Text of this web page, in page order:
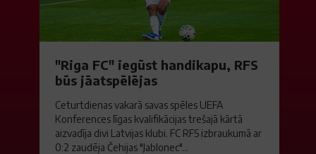
"Riga FC" iegūst handikapu, RFS
būs jāatspēlējas
Ceturtdienas vakarā savas spēles UEFA
Konferences līgas kvalifikācijas trešajā kārtā
aizvadīja divi Latvijas klubi. FC RFS izbraukumā ar
0:2 zaudēja Čehijas "Jablonec"...